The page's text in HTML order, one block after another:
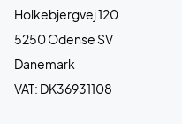
Holkebjergvej 120
5250 Odense SV
Danemark
VAT: DK36931108